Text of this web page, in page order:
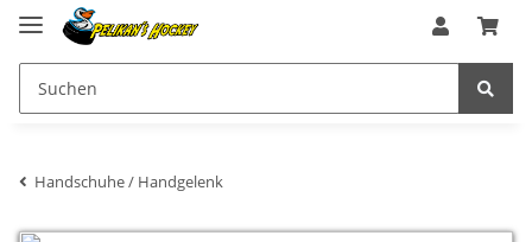
Handschuhe / Handgelenk